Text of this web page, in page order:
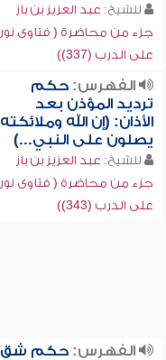
للشيخ: عبد العزيز بن باز
جزء من محاضرة ( فتاوى نور
على الدرب (337))
الفهرس:حكم
ترديد المؤذن بعد
الأذان: (إن الله وملائكته
يصلون على النبي...)
للشيخ: عبد العزيز بن باز
جزء من محاضرة ( فتاوى نور
على الدرب (343))
الفهرس:حكم شق